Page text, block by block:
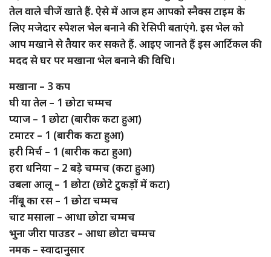
तेल वाले चीजें खाते हैं. ऐसे में आज हम आपको स्नैक्स टाइम के
लिए मजेदार स्पेशल भेल बनाने की रेसिपी बताएंगे. इस भेल को
आप मखाने से तैयार कर सकते हैं. आइए जानते हैं इस आर्टिकल की
मदद से घर पर मखाना भेल बनाने की विधि।
मखाना – 3 कप
घी या तेल – 1 छोटा चम्मच
प्याज – 1 छोटा (बारीक कटा हुआ)
टमाटर – 1 (बारीक कटा हुआ)
हरी मिर्च – 1 (बारीक कटा हुआ)
हरा धनिया – 2 बड़े चम्मच (कटा हुआ)
उबला आलू – 1 छोटा (छोटे टुकड़ों में कटा)
नींबू का रस – 1 छोटा चम्मच
चाट मसाला – आधा छोटा चम्मच
भुना जीरा पाउडर – आधा छोटा चम्मच
नमक – स्वादानुसार